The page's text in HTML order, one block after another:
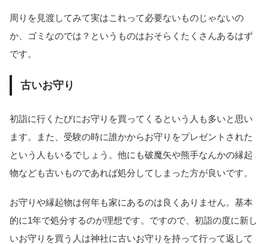
周りを見渡してみて実はこれって必要ないものじゃないの
か、ゴミなのでは？というものはおそらくたくさんあるはず
です。
古いお守り
初詣に行くたびにお守りを買ってくるという人も多いと思い
ます。また、受験の時に誰かからお守りをプレゼントされた
という人もいるでしょう。他にも破魔矢や熊手なんかの縁起
物なども古いものであれば処分してしまった方が良いです。
お守りや縁起物は何年も家にあるのは良くありません。基本
的に1年で処分するのが理想です。ですので、初詣の度に新し
いお守りを買う人は神社に古いお守りを持って行って返して